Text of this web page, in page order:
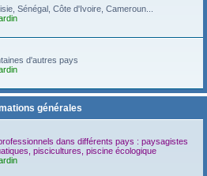
Sénégal, Côte d'Ivoire, Cameroun...
d'autres pays
générales
dans différents pays : paysagistes
piscicultures, piscine écologique